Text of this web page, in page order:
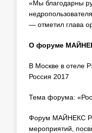
«Мы благодарны
— отметил глава
О форуме
В Москве в отеле
Россия 2017
Тема форума:
Форум МАЙНЕКС
мероприятий,